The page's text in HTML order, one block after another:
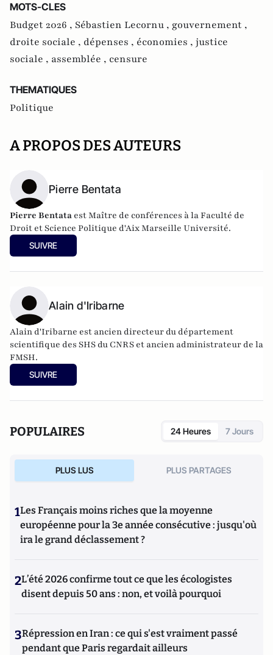
MOTS-CLES
Budget 2026 , Sébastien Lecornu , gouvernement ,
droite sociale , dépenses , économies , justice
sociale , assemblée , censure
THEMATIQUES
Politique
A PROPOS DES AUTEURS
Pierre Bentata
Pierre Bentata est Maître de conférences à la Faculté de
Droit et Science Politique d'Aix Marseille Université.
SUIVRE
Alain d'Iribarne
Alain d'Iribarne est ancien directeur du département
scientifique des SHS du CNRS et ancien administrateur de la
FMSH.
SUIVRE
POPULAIRES 24 Heures 7 Jours
PLUS LUS PLUS PARTAGES
1Les Français moins riches que la moyenne
européenne pour la 3e année consécutive : jusqu'où
ira le grand déclassement ?
2L’été 2026 confirme tout ce que les écologistes
disent depuis 50 ans : non, et voilà pourquoi
3Répression en Iran : ce qui s'est vraiment passé
pendant que Paris regardait ailleurs